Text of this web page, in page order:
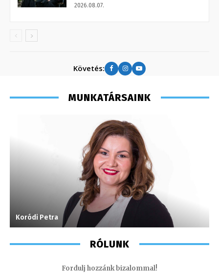
2026.08.07.
Követés:
MUNKATÁRSAINK
Koródi Petra
RÓLUNK
Fordulj hozzánk bizalommal!